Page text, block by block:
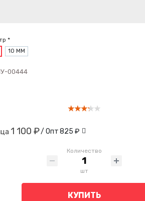
*
10 ММ
00444
1 100 ₽/ Опт825 ₽
Количество
шт
КУПИТЬ